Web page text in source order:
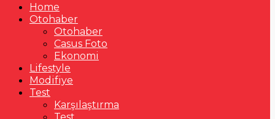
Home
Otohaber
Otohaber
Casus Foto
Ekonomi
Lifestyle
Modifiye
Test
Karşılaştırma